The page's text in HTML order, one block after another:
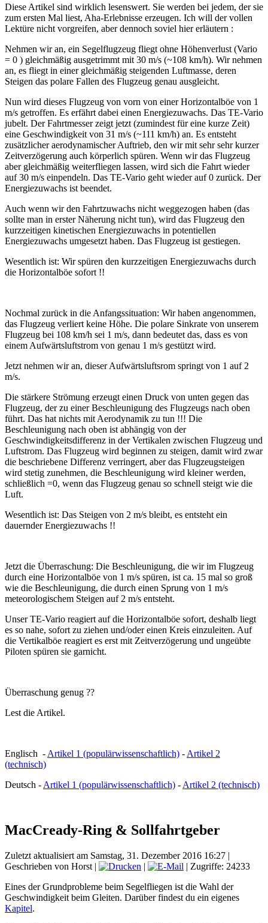
Diese Artikel sind wirklich lesenswert. Sie werden bei jedem, der sie
zum ersten Mal liest, Aha-Erlebnisse erzeugen. Ich will der vollen
Lektüre nicht vorgreifen, aber dennoch soviel hier erläutern :
Nehmen wir an, ein Segelflugzeug fliegt ohne Höhenverlust (Vario
= 0 ) gleichmäßig ausgetrimmt mit 30 m/s (~108 km/h). Wir nehmen
an, es fliegt in einer gleichmäßig steigenden Luftmasse, deren
Steigen das polare Fallen des Flugzeug genau ausgleicht.
Nun wird dieses Flugzeug von vorn von einer Horizontalböe von 1
m/s getroffen. Es erfährt dabei einen Energiezuwachs. Das TE-Vario
jubelt. Der Fahrtmesser zeigt jetzt (zumindest für eine kurze Zeit)
eine Geschwindigkeit von 31 m/s (~111 km/h) an. Es entsteht
zusätzlicher aerodynamischer Auftrieb, den wir mit sehr sehr kurzer
Zeitverzögerung auch körperlich spüren. Wenn wir das Flugzeug
aber gleichmäßig weiterfliegen lassen, wird sich die Fahrt wieder
auf 30 m/s einpendeln. Das TE-Vario geht wieder auf 0 zurück. Der
Energiezuwachs ist beendet.
Auch wenn wir den Fahrtzuwachs nicht weggezogen haben (das
sollte man in erster Näherung nicht tun), wird das Flugzeug den
kurzzeitigen kinetischen Energiezuwachs in potentiellen
Energiezuwachs umgesetzt haben. Das Flugzeug ist gestiegen.
Wesentlich ist: Wir spüren den kurzzeitigen Energiezuwachs durch
die Horizontalböe sofort !!
Nochmal zurück in die Anfangssituation: Wir haben angenommen,
das Flugzeug verliert keine Höhe. Die polare Sinkrate von unserem
Flugzeug bei 108 km/h sei 1 m/s, dann bedeutet das, dass es von
einem Aufwärtsluftstrom von genau 1 m/s gestützt wird.
Jetzt nehmen wir an, dieser Aufwärtsluftsrom springt von 1 auf 2
m/s.
Die stärkere Strömung erzeugt einen Druck von unten gegen das
Flugzeug, der zu einer Beschleunigung des Flugzeugs nach oben
führt. Das hat nichts mit Aerodynamik zu tun !!! Die
Beschleunigung nach oben ist abhängig von der
Geschwindigkeitsdifferenz in der Vertikalen zwischen Flugzeug und
Luftstrom. Das Flugzeug wird beginnen zu steigen, damit wird zwar
die beschriebene Differenz verringert, aber das Flugzeugsteigen
wird stetig zunehmen, die Beschleunigung wird kleiner werden,
schließlich =0, wenn das Flugzeug genau so schnell steigt wie die
Luft.
Wesentlich ist: Das Steigen von 2 m/s bleibt, es entsteht ein
dauernder Energiezuwachs !!
Jetzt die Überraschung: Die Beschleunigung, die wir im Flugzeug
durch eine Horizontalböe von 1 m/s spüren, ist ca. 15 mal so groß
wie die Beschleunigung, die durch einen Sprung von 1 m/s
meteorologischem Steigen auf 2 m/s entsteht.
Unser TE-Vario reagiert auf die Horizontalböe sofort, deshalb liegt
es so nahe, sofort zu ziehen und/oder einen Kreis einzuleiten. Auf
die Vertikalböe reagiert es erst mit Zeitverzögerung und ungeübte
Piloten spüren sie garnicht.
Überraschung genug ??
Lest die Artikel.
Englisch - Artikel 1 (populärwissenschaftlich) - Artikel 2
(technisch)
Deutsch - Artikel 1 (populärwissenschaftlich) - Artikel 2 (technisch)
MacCready-Ring & Sollfahrtgeber
Zuletzt aktualisiert am Samstag, 31. Dezember 2016 16:27 |
Geschrieben von Horst | |
| Zugriffe: 24233
Eines der Grundprobleme beim Segelfliegen ist die Wahl der
Geschwindigkeit beim Gleiten. Darüber findest du ein eigenes
Kapitel.